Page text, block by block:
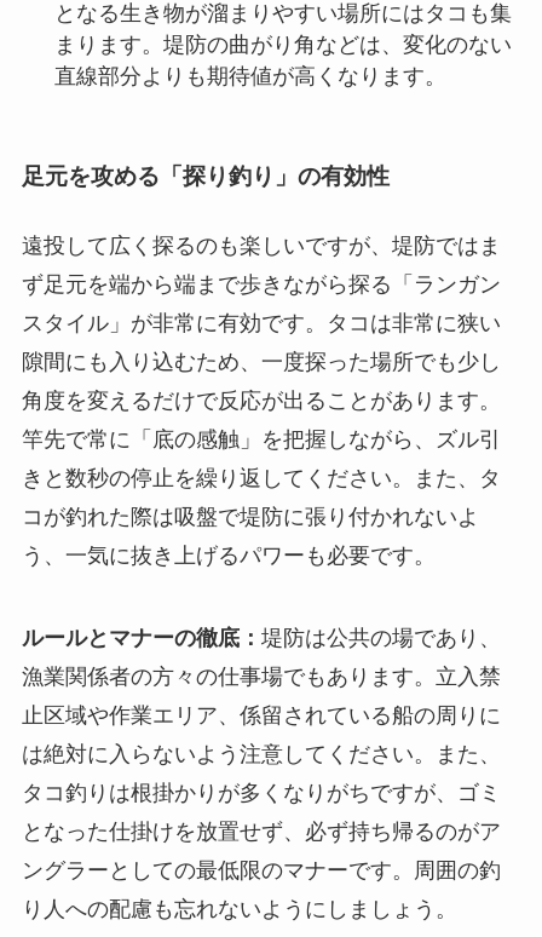
となる生き物が溜まりやすい場所にはタコも集
まります。堤防の曲がり角などは、変化のない
直線部分よりも期待値が高くなります。
足元を攻める「探り釣り」の有効性
遠投して広く探るのも楽しいですが、堤防ではま
ず足元を端から端まで歩きながら探る「ランガン
スタイル」が非常に有効です。タコは非常に狭い
隙間にも入り込むため、一度探った場所でも少し
角度を変えるだけで反応が出ることがあります。
竿先で常に「底の感触」を把握しながら、ズル引
きと数秒の停止を繰り返してください。また、タ
コが釣れた際は吸盤で堤防に張り付かれないよ
う、一気に抜き上げるパワーも必要です。
ルールとマナーの徹底： 堤防は公共の場であり、
漁業関係者の方々の仕事場でもあります。立入禁
止区域や作業エリア、係留されている船の周りに
は絶対に入らないよう注意してください。また、
タコ釣りは根掛かりが多くなりがちですが、ゴミ
となった仕掛けを放置せず、必ず持ち帰るのがア
ングラーとしての最低限のマナーです。周囲の釣
り人への配慮も忘れないようにしましょう。